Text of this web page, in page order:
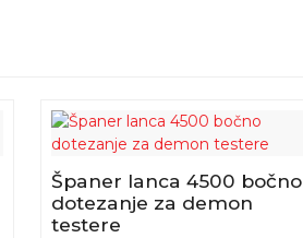
Španer lanca 4500 bočno
dotezanje za demon
testere